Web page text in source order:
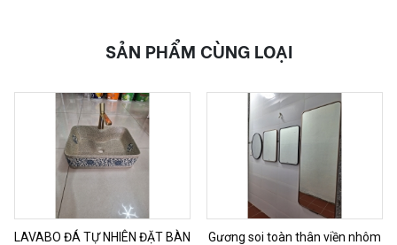
SẢN PHẨM CÙNG LOẠI
LAVABO ĐÁ TỰ NHIÊN ĐẶT BÀN
Gương soi toàn thân viền nhôm